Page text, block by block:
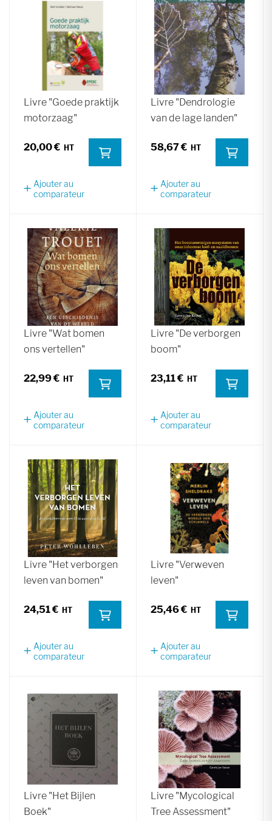
Livre "Goede praktijk
motorzaag"
20,00 €
Ajouter au
comparateur
Livre "Dendrologie
van de lage landen"
58,67 €
Ajouter au
comparateur
Livre "Wat bomen
ons vertellen"
22,99 €
Ajouter au
comparateur
Livre "De verborgen
boom"
23,11 €
Ajouter au
comparateur
Livre "Het verborgen
leven van bomen"
24,51 €
Ajouter au
comparateur
Livre "Verweven
leven"
25,46 €
Ajouter au
comparateur
Livre "Het Bijlen
Boek"
Livre "Mycological
Tree Assessment"